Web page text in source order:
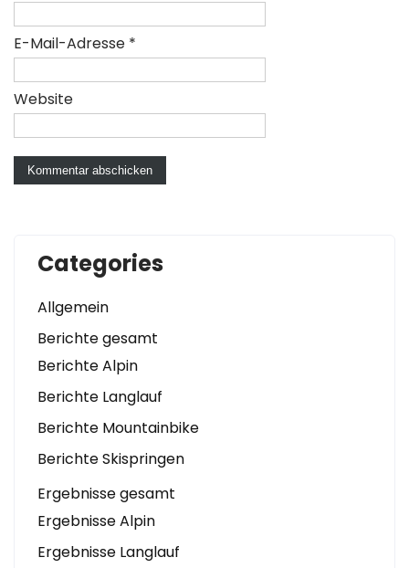
E-Mail-Adresse *
Website
Categories
Allgemein
Berichte gesamt
Berichte Alpin
Berichte Langlauf
Berichte Mountainbike
Berichte Skispringen
Ergebnisse gesamt
Ergebnisse Alpin
Ergebnisse Langlauf